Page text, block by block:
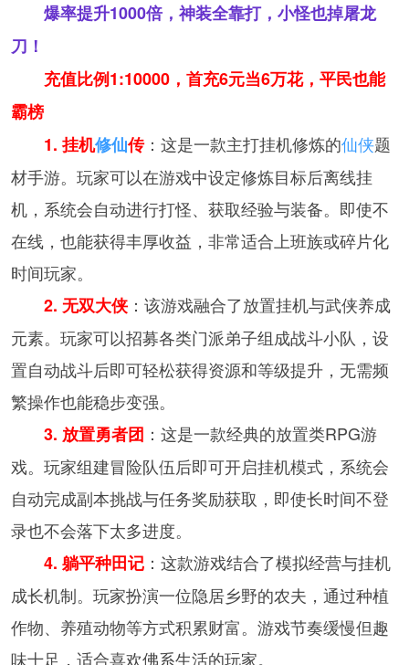
爆率提升1000倍，神装全靠打，小怪也掉屠龙
刀！
充值比例1:10000，首充6元当6万花，平民也能
霸榜
1. 挂机修仙传：这是一款主打挂机修炼的仙侠题
材手游。玩家可以在游戏中设定修炼目标后离线挂
机，系统会自动进行打怪、获取经验与装备。即使不
在线，也能获得丰厚收益，非常适合上班族或碎片化
时间玩家。
2. 无双大侠：该游戏融合了放置挂机与武侠养成
元素。玩家可以招募各类门派弟子组成战斗小队，设
置自动战斗后即可轻松获得资源和等级提升，无需频
繁操作也能稳步变强。
3. 放置勇者团 ：这是一款经典的放置类RPG游
戏。玩家组建冒险队伍后即可开启挂机模式，系统会
自动完成副本挑战与任务奖励获取，即使长时间不登
录也不会落下太多进度。
4. 躺平种田记：这款游戏结合了模拟经营与挂机
成长机制。玩家扮演一位隐居乡野的农夫，通过种植
作物、养殖动物等方式积累财富。游戏节奏缓慢但趣
味十足，适合喜欢佛系生活的玩家。